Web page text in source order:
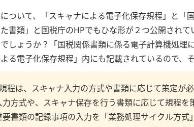
ついて、「スキャナによる電子化保存規程」と「
書類」と国税庁のHPでもひな形が２つ公開され
しょうか？「国税関係書類に係る電子計算機処
よる電子化保存規程」内にも記載されているので、
程は、スキャナ入力の方式や書類に応じて策定が
力方式や、スキャナ保存を行う書類に応じて規程を
要書類の記録事項の入力を「業務処理サイクル方